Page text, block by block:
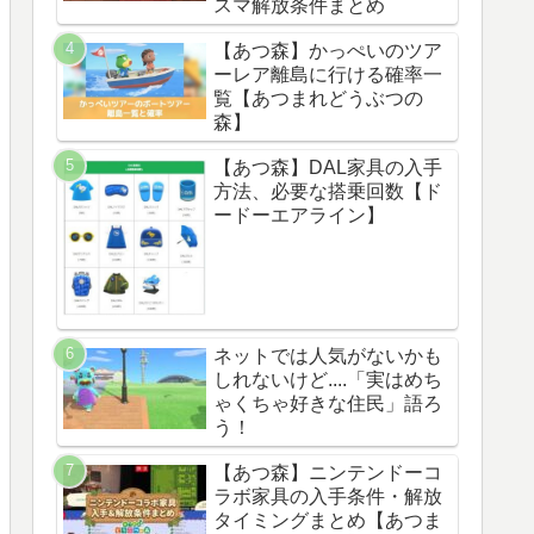
スマ解放条件まとめ
【あつ森】かっぺいのツア
ーレア離島に行ける確率一
覧【あつまれどうぶつの
森】
【あつ森】DAL家具の入手
方法、必要な搭乗回数【ド
ードーエアライン】
ネットでは人気がないかも
しれないけど....「実はめち
ゃくちゃ好きな住民」語ろ
う！
【あつ森】ニンテンドーコ
ラボ家具の入手条件・解放
タイミングまとめ【あつま